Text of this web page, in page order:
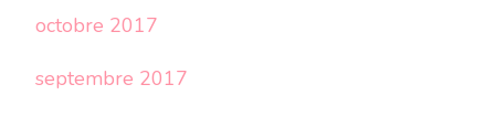
octobre 2017
septembre 2017